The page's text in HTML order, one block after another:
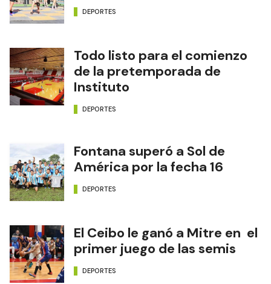
DEPORTES
Todo listo para el comienzo
de la pretemporada de
Instituto
DEPORTES
Fontana superó a Sol de
América por la fecha 16
DEPORTES
El Ceibo le ganó a Mitre en el
primer juego de las semis
DEPORTES